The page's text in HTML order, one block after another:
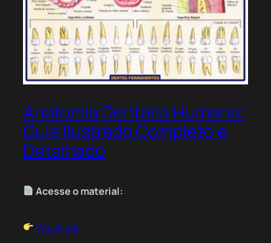
Anatomia Dentária Humana:
Guia Ilustrado Completo e
Detalhado
Acesse o material:
Visualizar